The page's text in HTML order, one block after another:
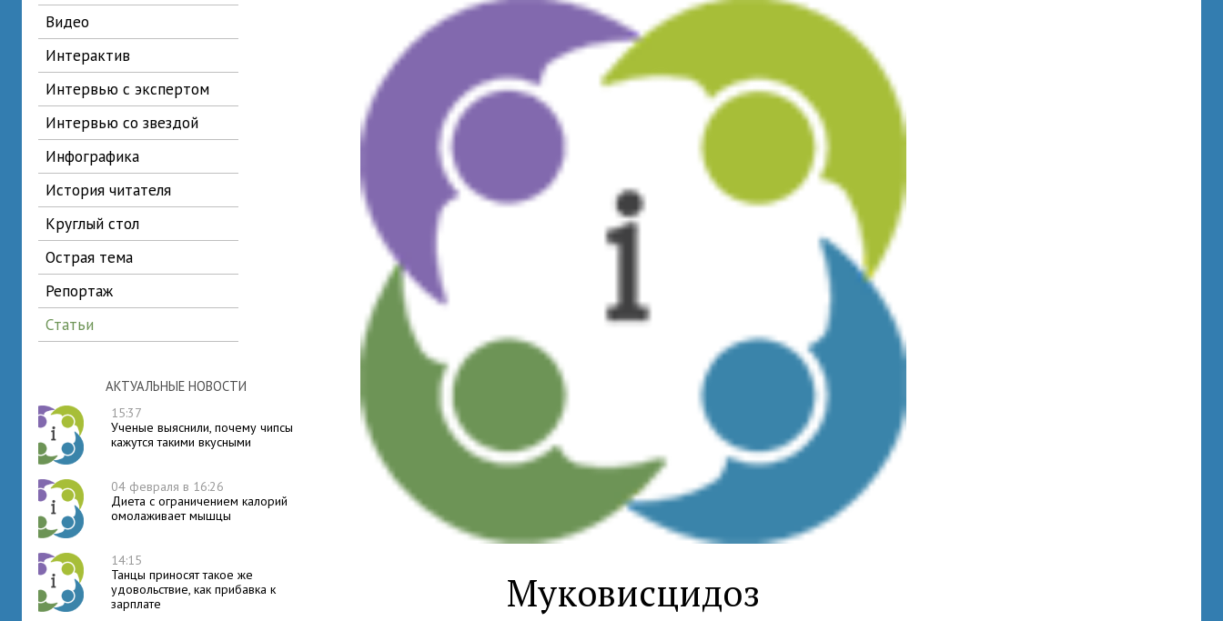
видео
интерактив
интервью с экспертом
интервью со звездой
инфографика
история читателя
круглый стол
острая тема
репортаж
статьи
АКТУАЛЬНЫЕ НОВОСТИ
15:37
Ученые выяснили, почему чипсы
кажутся такими вкусными
04 февраля в 16:26
Диета с ограничением калорий
омолаживает мышцы
14:15
Танцы приносят такое же
удовольствие, как прибавка к
зарплате
Муковисцидоз